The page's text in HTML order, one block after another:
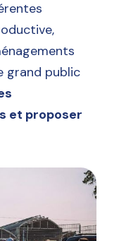
grand public
et proposer